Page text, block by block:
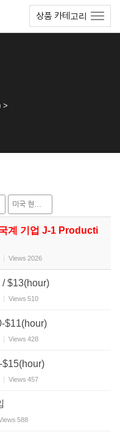
상품 카테고리
>
미국 현지 채용
계 기업 J-1 Producti
Views 2026
/ $13(hour)
Views 510
$11(hour)
Views 428
$15(hour)
Views 457
588